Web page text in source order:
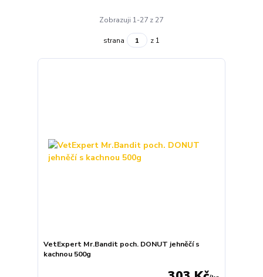
Zobrazuji 1-27 z 27
strana z 1
VetExpert Mr.Bandit poch. DONUT jehněčí s
kachnou 500g